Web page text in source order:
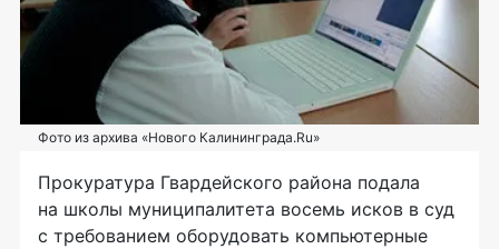
Фото из архива «Нового Калининграда.Ru»
Прокуратура Гвардейского района подала
на школы муниципалитета восемь исков в суд
с требованием оборудовать компьютерные